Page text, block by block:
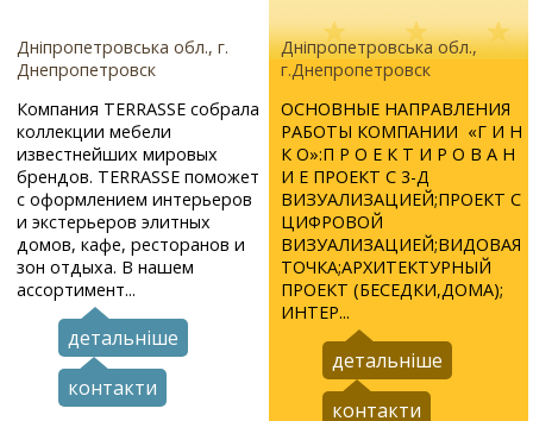
Дніпропетровська обл., г.
Днепропетровск
Компания TERRASSE собрала
коллекции мебели
известнейших мировых
брендов. TERRASSE поможет
с оформлением интерьеров
и экстерьеров элитных
домов, кафе, ресторанов и
зон отдыха. В нашем
ассортимент...
детальніше
контакти
Дніпропетровська обл.,
г.Днепропетровск
ОСНОВНЫЕ НАПРАВЛЕНИЯ
РАБОТЫ КОМПАНИИ «Г И Н
К О»:П Р О Е К Т И Р О В А Н
И Е ПРОЕКТ С 3-Д
ВИЗУАЛИЗАЦИЕЙ;ПРОЕКТ С
ЦИФРОВОЙ
ВИЗУАЛИЗАЦИЕЙ;ВИДОВАЯ
ТОЧКА;АРХИТЕКТУРНЫЙ
ПРОЕКТ (БЕСЕДКИ,ДОМА);
ИНТЕР...
детальніше
контакти